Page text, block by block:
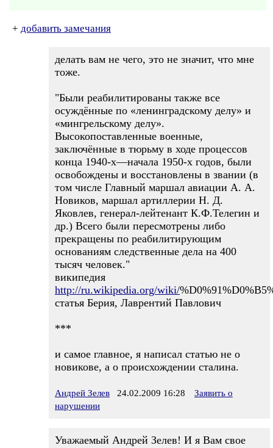
+ добавить замечания
делать вам не чего, это не значит, что мне
тоже.
"Были реабилитированы также все
осуждённые по «ленинградскому делу» и
«мингрельскому делу».
Высокопоставленные военные,
заключённые в тюрьму в ходе процессов
конца 1940-х—начала 1950-х годов, были
освобождены и восстановлены в звании (в
том числе Главный маршал авиации А. А.
Новиков, маршал артиллерии Н. Д.
Яковлев, генерал-лейтенант К.Ф.Телегин и
др.) Всего были пересмотрены либо
прекращены по реабилитирующим
основаниям следственные дела на 400
тысяч человек."
википедия
http://ru.wikipedia.org/wiki/
статья Берия, Лаврентий Павлович
***
и самое главное, я написал статью не о
новикове, а о происхождении сталина.
Андрей Зелев 24.02.2009 16:28
Заявить о
нарушении
Уважаемый Андрей Зелев! И я Вам свое